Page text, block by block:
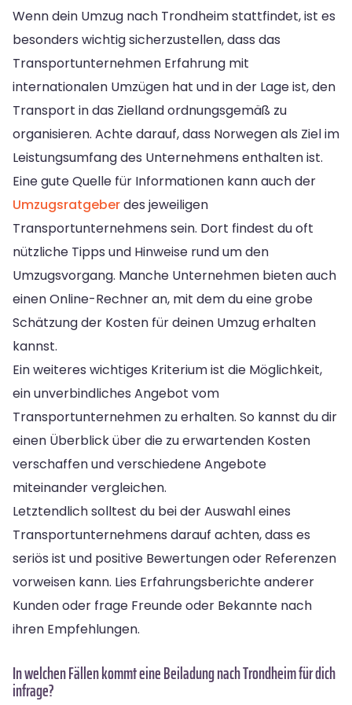
Wenn dein Umzug nach Trondheim stattfindet, ist es
besonders wichtig sicherzustellen, dass das
Transportunternehmen Erfahrung mit
internationalen Umzügen hat und in der Lage ist, den
Transport in das Zielland ordnungsgemäß zu
organisieren. Achte darauf, dass Norwegen als Ziel im
Leistungsumfang des Unternehmens enthalten ist.
Eine gute Quelle für Informationen kann auch der
Umzugsratgeberdes jeweiligen
Transportunternehmens sein. Dort findest du oft
nützliche Tipps und Hinweise rund um den
Umzugsvorgang. Manche Unternehmen bieten auch
einen Online-Rechner an, mit dem du eine grobe
Schätzung der Kosten für deinen Umzug erhalten
kannst.
Ein weiteres wichtiges Kriterium ist die Möglichkeit,
ein unverbindliches Angebot vom
Transportunternehmen zu erhalten. So kannst du dir
einen Überblick über die zu erwartenden Kosten
verschaffen und verschiedene Angebote
miteinander vergleichen.
Letztendlich solltest du bei der Auswahl eines
Transportunternehmens darauf achten, dass es
seriös ist und positive Bewertungen oder Referenzen
vorweisen kann. Lies Erfahrungsberichte anderer
Kunden oder frage Freunde oder Bekannte nach
ihren Empfehlungen.
In welchen Fällen kommt eine Beiladung nach Trondheim für dich
infrage?